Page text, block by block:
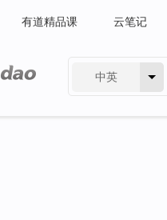
有道精品课 云笔记
中英